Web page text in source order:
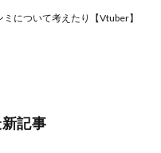
について考えたり【Vtuber】
記事